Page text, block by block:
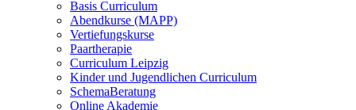
Basis Curriculum
Abendkurse (MAPP)
Vertiefungskurse
Paartherapie
Curriculum Leipzig
Kinder und Jugendlichen Curriculum
SchemaBeratung
Online Akademie